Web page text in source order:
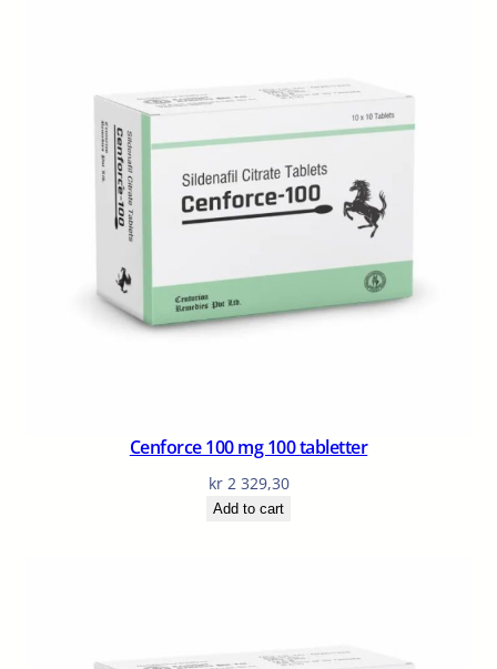
Cenforce 100 mg 100 tabletter
kr2 329,30
Add to cart